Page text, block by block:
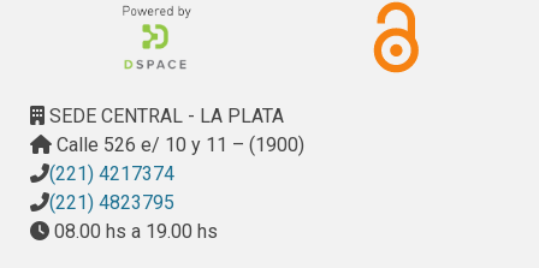
los procesos tal vez más complejos que podemos
observar que es la transmisión de conocimiento y,
particularmente, la transmisión de conocimiento científico.
transmitir conocimientos científicos es asegurar que el
mensaje sea aprehendido y comprendido. Ello requiere
sortear, de alguna manera, la asimetría de conocimiento que
existe entre el divulgador y el público al que va dirigido el
mensaje que se pretende comunicar. Por lo tanto, es justo
SEDE CENTRAL - LA PLATA
Calle 526 e/ 10 y 11 – (1900)
(221) 4217374
(221) 4823795
08.00 hs a 19.00 hs